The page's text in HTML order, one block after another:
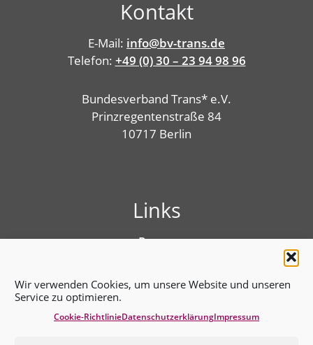
Wir verwenden Cookies, um unsere Website und unseren
Service zu optimieren.
Cookie-RichtlinieDatenschutz­erklärungImpressum
Kontakt
E-Mail: info@bv-trans.de
Telefon: +49 (0) 30 – 23 94 98 96
Bundesverband Trans* e.V.
Prinzregentenstraße 84
10717 Berlin
Links
Presse
Benutzungshinweise
Erklärung zur Barrierefreiheit